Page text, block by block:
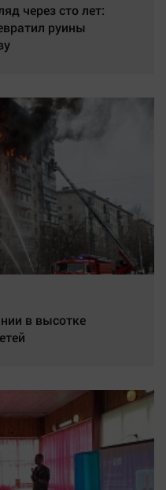
через сто лет:
руины
в высотке